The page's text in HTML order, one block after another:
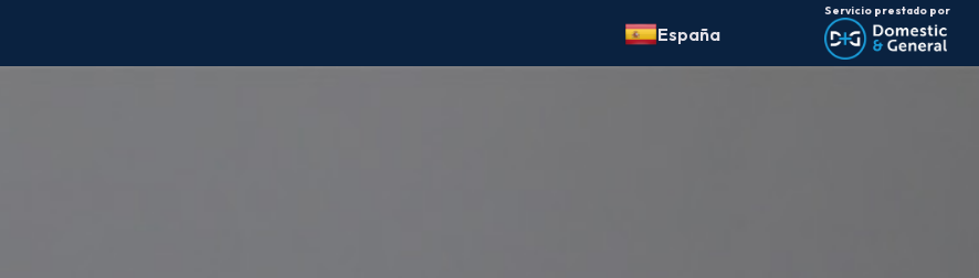
Cambiar
país:
España
Servicio prestado por